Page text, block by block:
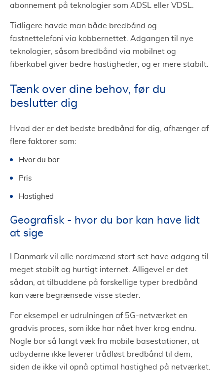
abonnement på teknologier som ADSL eller VDSL.
Tidligere havde man både bredbånd og
fastnettelefoni via kobbernettet. Adgangen til nye
teknologier, såsom bredbånd via mobilnet og
fiberkabel giver bedre hastigheder, og er mere stabilt.
Tænk over dine behov, før du
beslutter dig
Hvad der er det bedste bredbånd for dig, afhænger af
flere faktorer som:
Hvor du bor
Pris
Hastighed
Geografisk - hvor du bor kan have lidt
at sige
I Danmark vil alle nordmænd stort set have adgang til
meget stabilt og hurtigt internet. Alligevel er det
sådan, at tilbuddene på forskellige typer bredbånd
kan være begrænsede visse steder.
For eksempel er udrulningen af 5G-netværket en
gradvis proces, som ikke har nået hver krog endnu.
Nogle bor så langt væk fra mobile basestationer, at
udbyderne ikke leverer trådløst bredbånd til dem,
siden de ikke vil opnå optimal hastighed på netværket.